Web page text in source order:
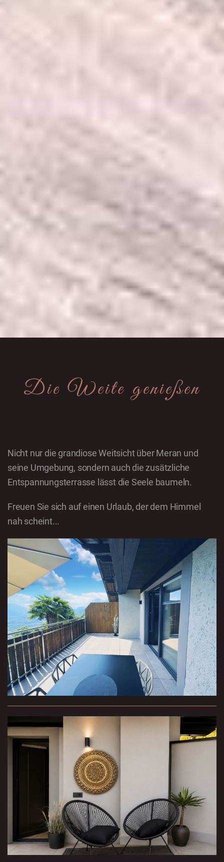
Die Weite genießen
Nicht nur die grandiose Weitsicht über Meran und
seine Umgebung, sondern auch die zusätzliche
Entspannungsterrasse lässt die Seele baumeln.
Freuen Sie sich auf einen Urlaub, der dem Himmel
nah scheint...